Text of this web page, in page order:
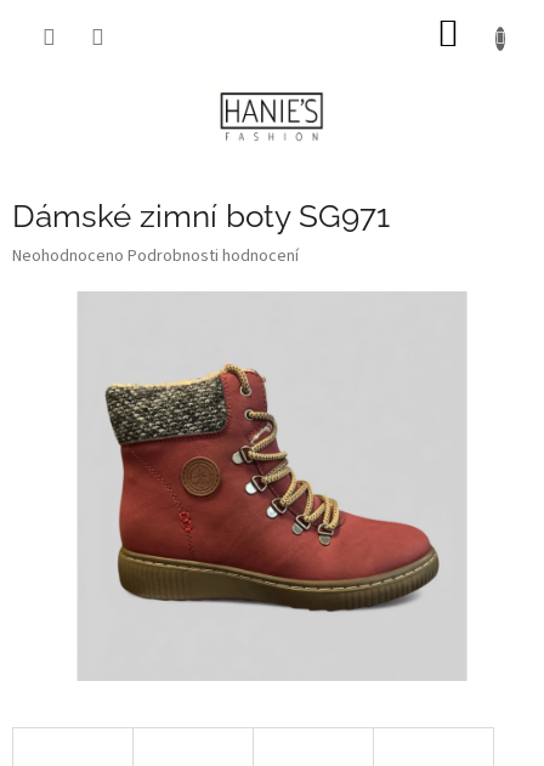
Dámské zimní boty SG971
Průměrné
Neohodnoceno Podrobnosti hodnocení